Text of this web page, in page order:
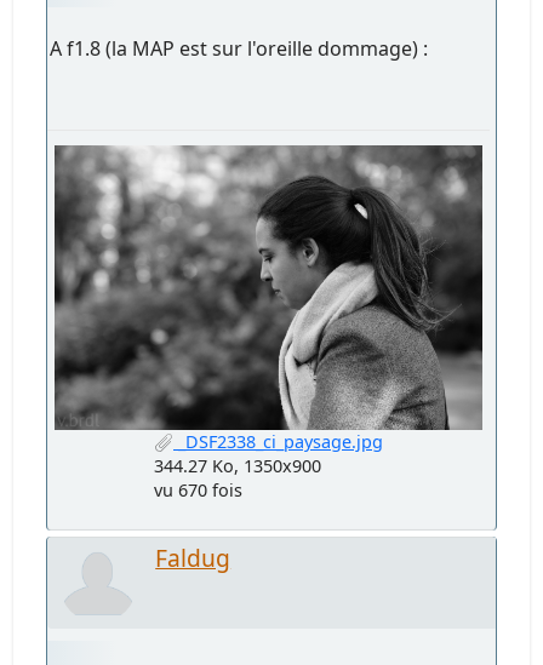
A f1.8 (la MAP est sur l'oreille dommage) :
_DSF2338_ci_paysage.jpg
344.27 Ko, 1350x900
vu 670 fois
Faldug